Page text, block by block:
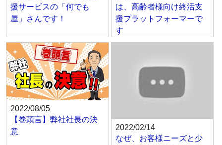
援サービスの「何でも
屋」さんです！
は、高齢者様向け終活支
援プラットフォーマーで
す
2022/08/05
【巻頭言】弊社社長の決
意
2022/02/14
なぜ、お客様ニーズと少